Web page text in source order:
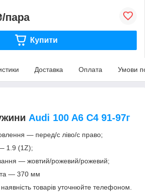
пара
Купити
Доставка Оплата Умови
Audi 100 A6 C4 91-97г
— перед/с ліво/с право;
1.9 (1Z);
— жовтий/рожевий/рожевий;
— 370 мм
наявність товарів уточнюйте телефоном.